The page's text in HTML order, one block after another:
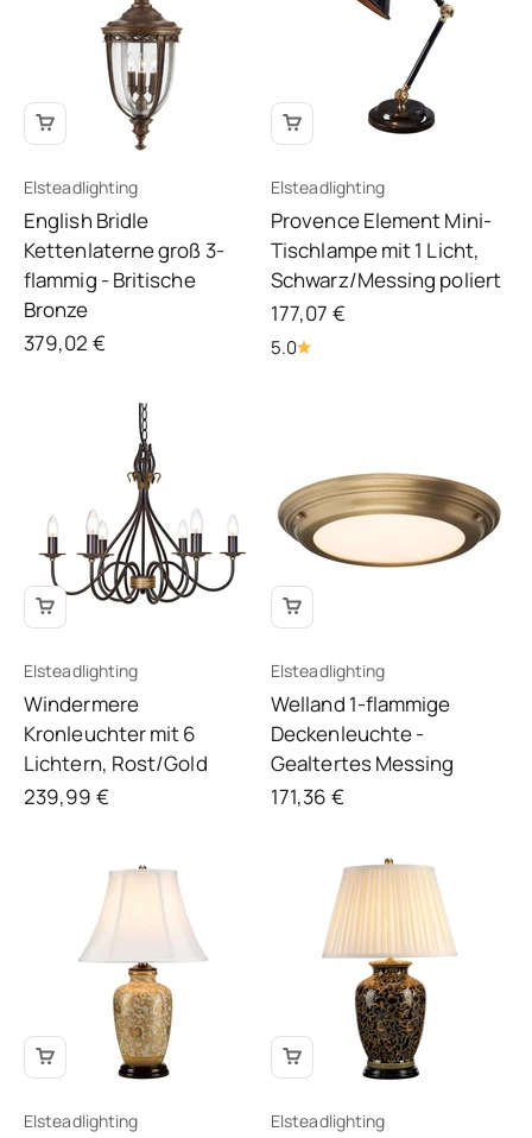
Elsteadlighting
English Bridle
Kettenlaterne groß 3-
flammig - Britische
Bronze
Angebot
379,02 €
Elsteadlighting
Provence Element Mini-
Tischlampe mit 1 Licht,
Schwarz/Messing poliert
Angebot
177,07 €
5.0
Elsteadlighting
Windermere
Kronleuchter mit 6
Lichtern, Rost/Gold
Angebot
239,99 €
Elsteadlighting
Welland 1-flammige
Deckenleuchte -
Gealtertes Messing
Angebot
171,36 €
Elsteadlighting Elsteadlighting